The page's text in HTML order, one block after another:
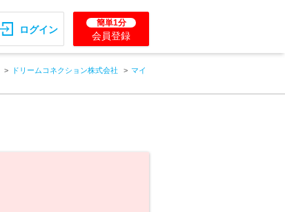
ログイン
簡単1分
会員登録
ドリームコネクション株式会社
マイ